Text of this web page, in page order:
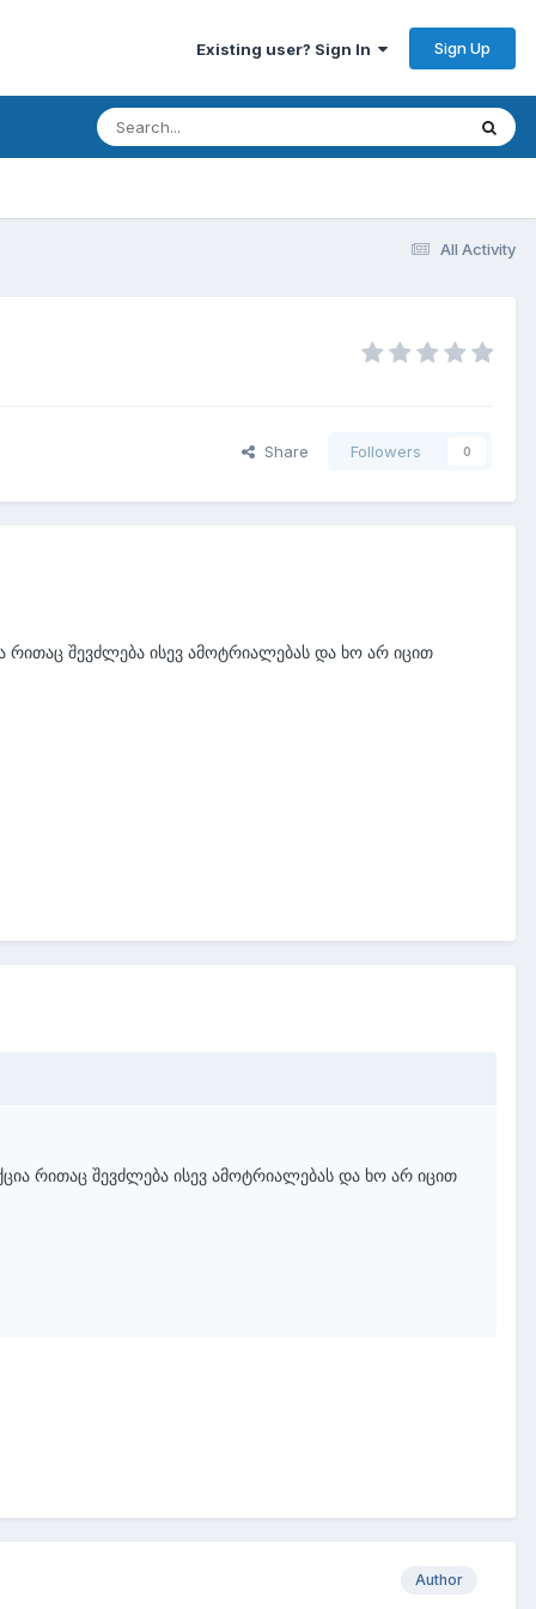
Existing user? Sign In Sign Up
All Activity
Share Followers 0
რითაც შევძლება ისევ ამოტრიალებას და ხო არ იცით
რითაც შევძლება ისევ ამოტრიალებას და ხო არ იცით
Author